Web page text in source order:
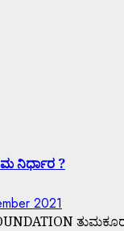
ನಿರ್ಧಾರ ?
2021